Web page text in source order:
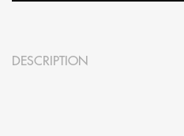
DESCRIPTION